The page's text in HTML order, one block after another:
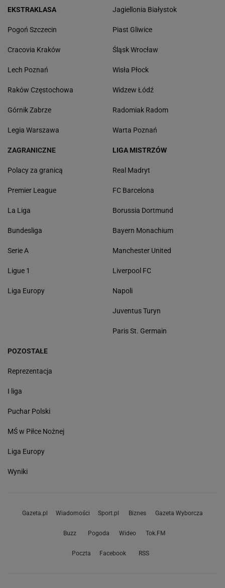
EKSTRAKLASA
Pogoń Szczecin
Cracovia Kraków
Lech Poznań
Raków Częstochowa
Górnik Zabrze
Legia Warszawa
Jagiellonia Białystok
Piast Gliwice
Śląsk Wrocław
Wisła Płock
Widzew Łódź
Radomiak Radom
Warta Poznań
ZAGRANICZNE
Polacy za granicą
Premier League
La Liga
Bundesliga
Serie A
Ligue 1
Liga Europy
LIGA MISTRZÓW
Real Madryt
FC Barcelona
Borussia Dortmund
Bayern Monachium
Manchester United
Liverpool FC
Napoli
Juventus Turyn
Paris St. Germain
POZOSTAŁE
Reprezentacja
I liga
Puchar Polski
MŚ w Piłce Nożnej
Liga Europy
Wyniki
Gazeta.pl Wiadomości Sport.pl Biznes Gazeta Wyborcza
Buzz Pogoda Wideo Tok.FM
Poczta Facebook RSS